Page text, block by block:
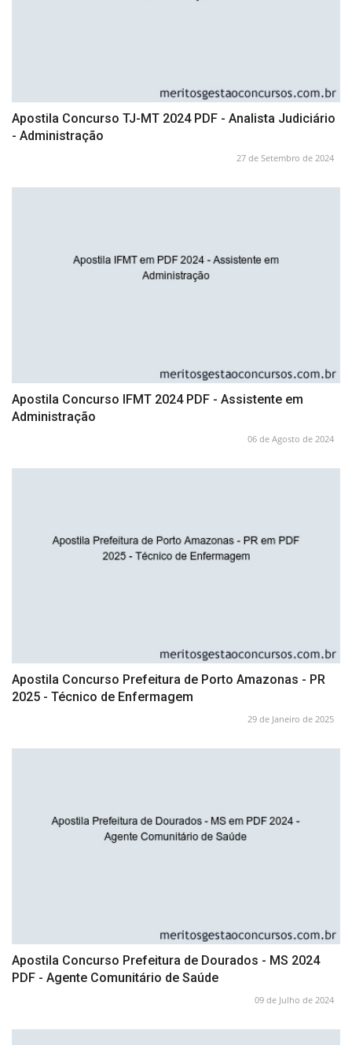
Apostila Concurso TJ-MT 2024 PDF - Analista Judiciário
- Administração
27 de Setembro de 2024
Apostila Concurso IFMT 2024 PDF - Assistente em
Administração
06 de Agosto de 2024
Apostila Concurso Prefeitura de Porto Amazonas - PR
2025 - Técnico de Enfermagem
29 de Janeiro de 2025
Apostila Concurso Prefeitura de Dourados - MS 2024
PDF - Agente Comunitário de Saúde
09 de Julho de 2024